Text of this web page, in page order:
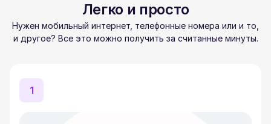
Легко и просто
Нужен мобильный интернет, телефонные номера или и то,
и другое? Все это можно получить за считанные минуты.
1